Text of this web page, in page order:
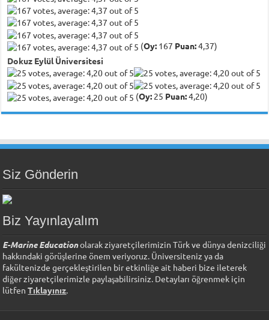
(Oy: 167 Puan:4,37)
Dokuz Eylül Üniversitesi
(Oy: 25 Puan:4,20)
Siz Gönderin
Biz Yayınlayalım
E-Marine Educationolarak ziyaretçilerimizin Türk ve dünya denizciliği
hakkındaki görüşlerine önem veriyoruz. Üniversiteniz ya da
fakültenizde gerçekleştirilen bir etkinliğe ait haberi bize ileterek
diğer ziyaretçilerimizle paylaşabilirsiniz. Detayları öğrenmek için
lütfenTıklayınız.